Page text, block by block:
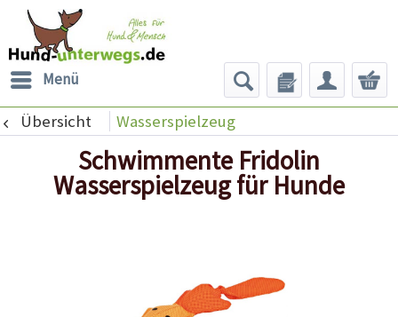
Menü
Übersicht Wasserspielzeug
Schwimmente Fridolin
Wasserspielzeug für Hunde